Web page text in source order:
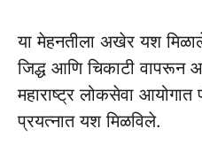
या मेहनतीला अखेर यश
जिद्ध आणि चिकाटी वापरून
महाराष्ट्र लोकसेवा आयोगात
प्रयत्नात यश मिळविले.